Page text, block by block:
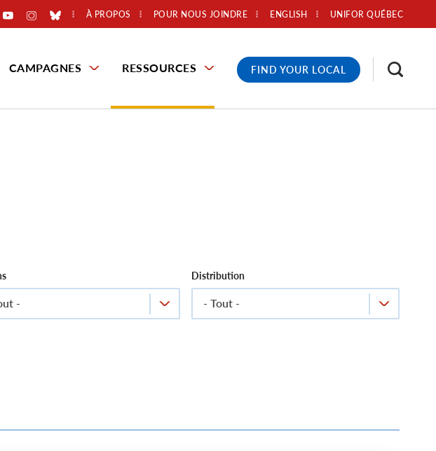
À PROPOS POUR NOUS JOINDRE UNIFOR QUÉBEC
ENGLISH
CAMPAGNES RESSOURCES FIND YOUR LOCAL
-
Distribution
- Tout -